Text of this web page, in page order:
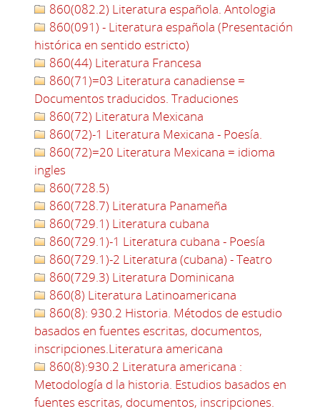
860(082.2) Literatura española. Antologia
860(091) - Literatura española (Presentación
histórica en sentido estricto)
860(44) Literatura Francesa
860(71)=03 Literatura canadiense =
Documentos traducidos. Traduciones
860(72) Literatura Mexicana
860(72)-1 Literatura Mexicana - Poesía.
860(72)=20 Literatura Mexicana = idioma
ingles
860(728.5)
860(728.7) Literatura Panameña
860(729.1) Literatura cubana
860(729.1)-1 Literatura cubana - Poesía
860(729.1)-2 Literatura (cubana) - Teatro
860(729.3) Literatura Dominicana
860(8) Literatura Latinoamericana
860(8): 930.2 Historia. Métodos de estudio
basados en fuentes escritas, documentos,
inscripciones.Literatura americana
860(8):930.2 Literatura americana :
Metodología d la historia. Estudios basados en
fuentes escritas, documentos, inscripciones.